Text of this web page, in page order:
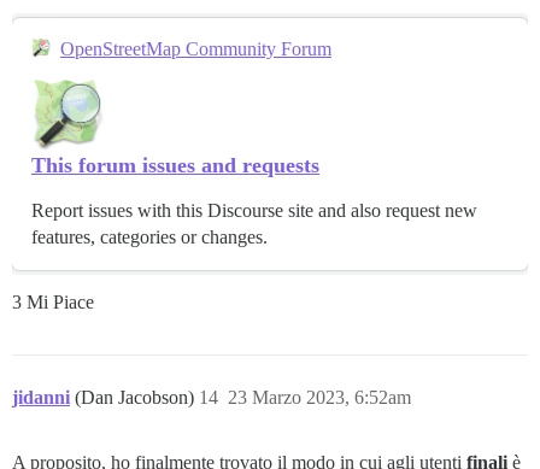
OpenStreetMap Community Forum
This forum issues and requests
Report issues with this Discourse site and also request new
features, categories or changes.
3 Mi Piace
jidanni (Dan Jacobson) 23 Marzo 2023, 6:52am
14
A proposito, ho finalmente trovato il modo in cui agli utenti finali è